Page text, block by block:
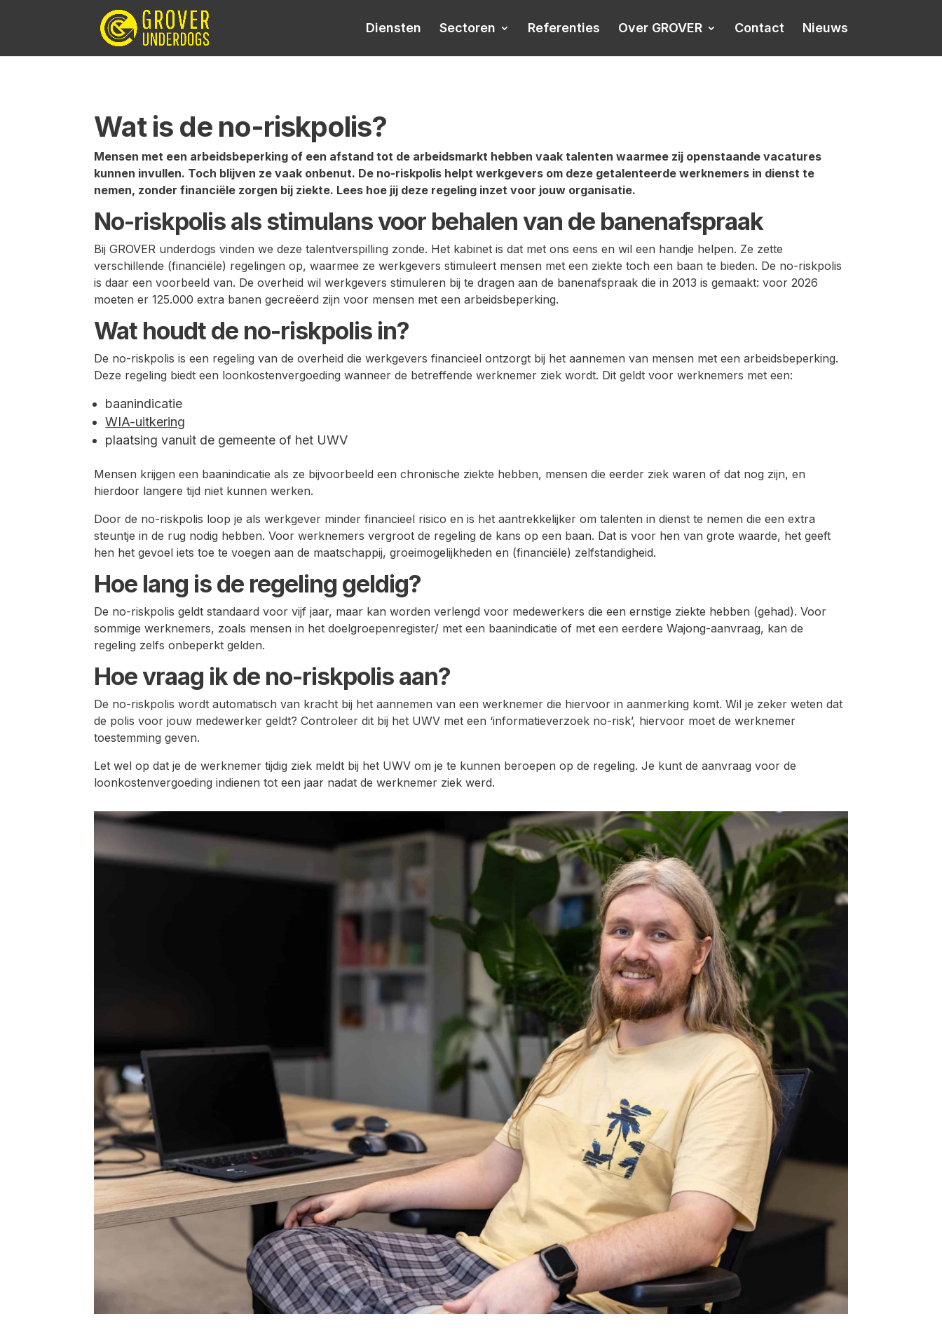
Diensten Sectoren Referenties Over GROVER Contact Nieuws
Wat is de no-riskpolis?
Mensen met een arbeidsbeperking of een afstand tot de arbeidsmarkt hebben vaak talenten waarmee zij openstaande vacatures
kunnen invullen. Toch blijven ze vaak onbenut. De no-riskpolis helpt werkgevers om deze getalenteerde werknemers in dienst te
nemen, zonder financiële zorgen bij ziekte. Lees hoe jij deze regeling inzet voor jouw organisatie.
No-riskpolis als stimulans voor behalen van de banenafspraak
Bij GROVER underdogs vinden we deze talentverspilling zonde. Het kabinet is dat met ons eens en wil een handje helpen. Ze zette
verschillende (financiële) regelingen op, waarmee ze werkgevers stimuleert mensen met een ziekte toch een baan te bieden. De no-riskpolis
is daar een voorbeeld van. De overheid wil werkgevers stimuleren bij te dragen aan de banenafspraak die in 2013 is gemaakt: voor 2026
moeten er 125.000 extra banen gecreëerd zijn voor mensen met een arbeidsbeperking.
Wat houdt de no-riskpolis in?
De no-riskpolis is een regeling van de overheid die werkgevers financieel ontzorgt bij het aannemen van mensen met een arbeidsbeperking.
Deze regeling biedt een loonkostenvergoeding wanneer de betreffende werknemer ziek wordt. Dit geldt voor werknemers met een:
baanindicatie
WIA-uitkering
plaatsing vanuit de gemeente of het UWV
Mensen krijgen een baanindicatie als ze bijvoorbeeld een chronische ziekte hebben, mensen die eerder ziek waren of dat nog zijn, en
hierdoor langere tijd niet kunnen werken.
Door de no-riskpolis loop je als werkgever minder financieel risico en is het aantrekkelijker om talenten in dienst te nemen die een extra
steuntje in de rug nodig hebben. Voor werknemers vergroot de regeling de kans op een baan. Dat is voor hen van grote waarde, het geeft
hen het gevoel iets toe te voegen aan de maatschappij, groeimogelijkheden en (financiële) zelfstandigheid.
Hoe lang is de regeling geldig?
De no-riskpolis geldt standaard voor vijf jaar, maar kan worden verlengd voor medewerkers die een ernstige ziekte hebben (gehad). Voor
sommige werknemers, zoals mensen in het doelgroepenregister/ met een baanindicatie of met een eerdere Wajong-aanvraag, kan de
regeling zelfs onbeperkt gelden.
Hoe vraag ik de no-riskpolis aan?
De no-riskpolis wordt automatisch van kracht bij het aannemen van een werknemer die hiervoor in aanmerking komt. Wil je zeker weten dat
de polis voor jouw medewerker geldt? Controleer dit bij het UWV met een ‘informatieverzoek no-risk’, hiervoor moet de werknemer
toestemming geven.
Let wel op dat je de werknemer tijdig ziek meldt bij het UWV om je te kunnen beroepen op de regeling. Je kunt de aanvraag voor de
loonkostenvergoeding indienen tot een jaar nadat de werknemer ziek werd.